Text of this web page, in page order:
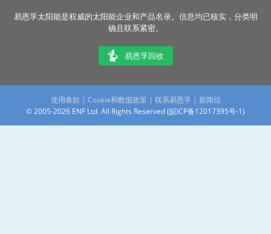
易恩孚太阳能是权威的太阳能企业和产品名录。信息均已核实，分类明
确且联系紧密。
易恩孚回收
使用条款 | Cookie和数据政策| 联系易恩孚 | 新闻信
© 2005-2026 ENF Ltd. All Rights Reserved (皖ICP备12017395号-1)